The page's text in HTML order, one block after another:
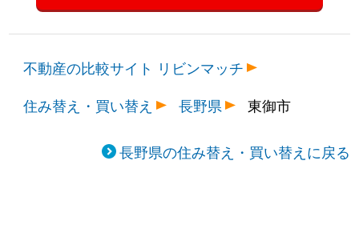
不動産の比較サイト リビンマッチ
住み替え・買い替え
長野県 東御市
長野県の住み替え・買い替えに戻る